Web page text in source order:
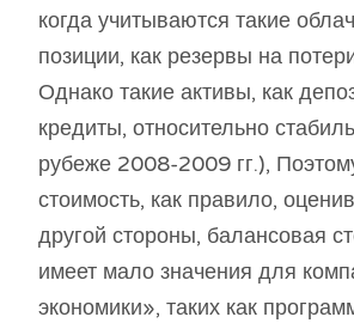
когда учитываются такие
позиции, как резервы на
Однако такие активы, как
кредиты, относительно
рубеже 2008-2009 гг.),
стоимость, как правило,
другой стороны, балансовая
имеет мало значения для
экономики», таких как